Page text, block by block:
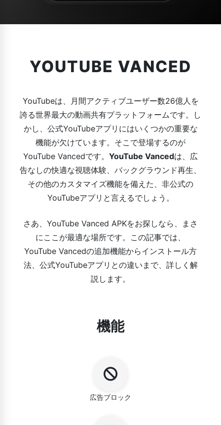
YOUTUBE VANCED
YouTubeは、月間アクティブユーザー数26億人を
誇る世界最大の動画共有プラットフォームです。し
かし、公式YouTubeアプリにはいくつかの重要な
機能が欠けています。そこで登場するのが
YouTube Vancedです。 YouTube Vancedは、広
告なしの快適な視聴体験、バックグラウンド再生、
その他のカスタマイズ機能を備えた、非公式の
YouTubeアプリと言えるでしょう。
さあ、YouTube Vanced APKをお探しなら、まさ
にここが最適な場所です。この記事では、
YouTube Vancedの追加機能からインストール方
法、公式YouTubeアプリとの違いまで、詳しく解
説します。
機能
広告ブロック